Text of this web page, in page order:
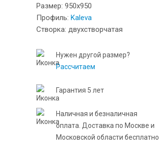
Размер: 950x950
Профиль: Kaleva
Створка: двухстворчатая
Нужен другой размер?
Рассчитаем
Гарантия 5 лет
Наличная и безналичная
оплата. Доставка по Москве и
Московской области бесплатно